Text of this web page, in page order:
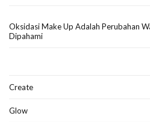
Oksidasi Make Up Adalah Perubahan
Dipahami
Create
Glow